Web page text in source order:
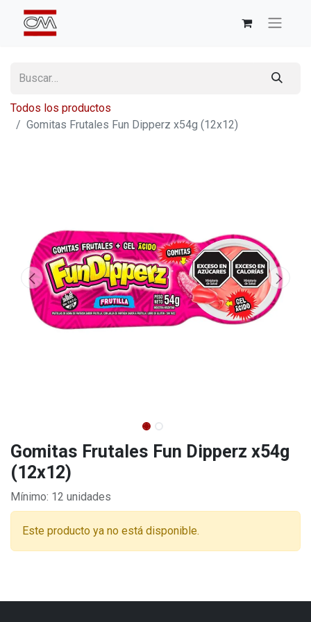
Todos los productos
Gomitas Frutales Fun Dipperz x54g (12x12)
Gomitas Frutales Fun Dipperz x54g
(12x12)
Mínimo: 12 unidades
Este producto ya no está disponible.